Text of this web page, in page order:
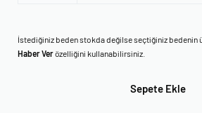
İstediğiniz beden stokda değilse seçtiğiniz bedenin
Haber Verözelliğini kullanabilirsiniz.
Sepete Ekle